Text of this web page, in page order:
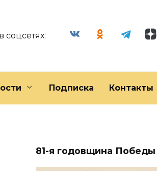
соцсетях:
Подписка Контакты
81-я годовщина